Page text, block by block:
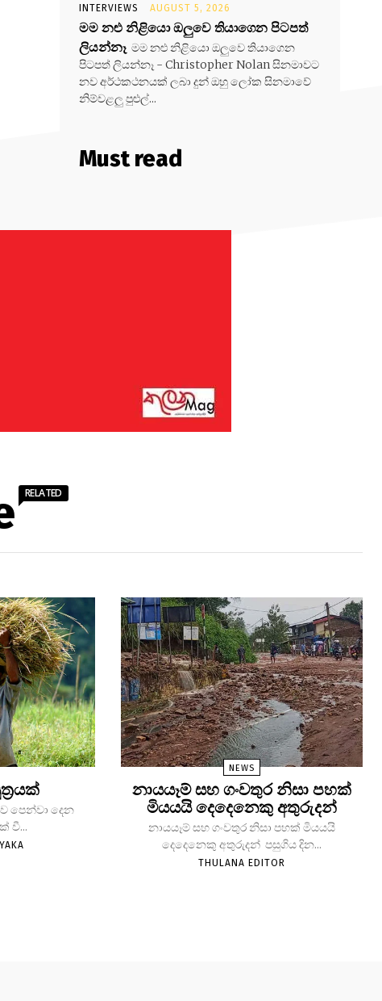
INTERVIEWS AUGUST 5, 2026
මම නළු නිළියො ඔලුවෙ තියාගෙන පිටපත්
ලියන්නෑ මම නළු නිළියො ඔලුවෙ තියාගෙන
පිටපත් ලියන්නෑ - Christopher Nolan සිනමාවට
නව අර්ථකථනයක් ලබා දුන් ඔහු ලෝක සිනමාවේ
නිම්වළලු පුළුල්...
Must read
RELATED
පෙන්වා දෙන
වී...
NEWS
නායයෑම් සහ ගංවතුර නිසා පහක්
මියයයි දෙදෙනෙකු අතුරුදන්
නායයෑම් සහ ගංවතුර නිසා පහක් මියයයි
දෙදෙනෙකු අතුරුදන් පසුගිය දින...
THULANA EDITOR